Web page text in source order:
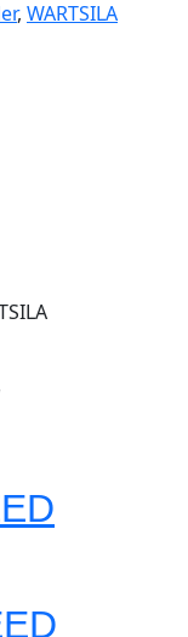
, WARTSILA